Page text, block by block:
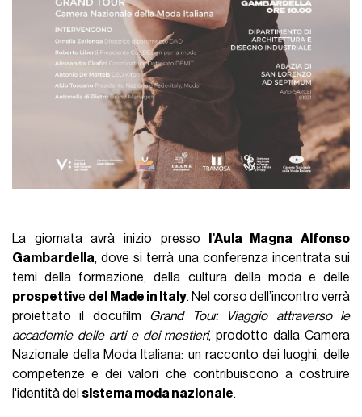
La giornata avrà inizio presso l’Aula Magna Alfonso
Gambardella, dove si terrà una conferenza incentrata sui
temi della formazione, della cultura della moda e delle
prospettive del Made in Italy. Nel corso dell’incontro verrà
proiettato il docufilm Grand Tour. Viaggio attraverso le
accademie delle arti e dei mestieri, prodotto dalla Camera
Nazionale della Moda Italiana: un racconto dei luoghi, delle
competenze e dei valori che contribuiscono a costruire
l'identità del sistema moda nazionale.